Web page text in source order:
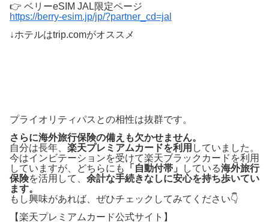
👉 ベリーeSIM JAL限定ページ
https://berry-esim.jp/jp/?partner_cd=jal
↓ホテルはtrip.comがオススメ
プライオリティパスとの相性は抜群です。
さらに海外旅行保険の備えも欠かせません。
自分は長年、 楽天プレミアムカードを利用 していました。
今はインビテーションを受けて楽天ブラックカードを利用
していますが、どちらにも
「自動付帯」 している海外旅行
保険を活用して、 余計な手続きなしに安心を持ち歩いてい
ます。
もし興味があれば、ぜひチェックしてみてください👇
【楽天プレミアムカード公式サイト】